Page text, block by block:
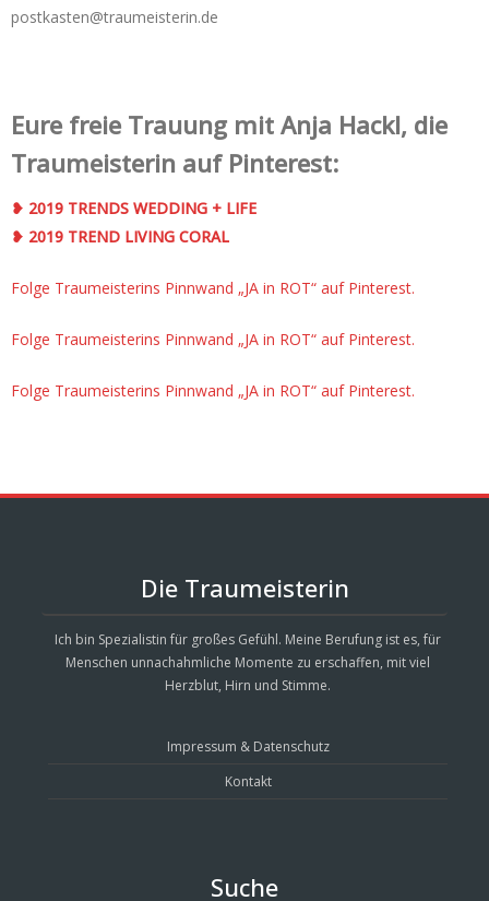
postkasten@traumeisterin.de
Eure freie Trauung mit Anja Hackl, die
Traumeisterin auf Pinterest:
❥ 2019 TRENDS WEDDING + LIFE
❥ 2019 TREND LIVING CORAL
Folge Traumeisterins Pinnwand „JA in ROT“ auf Pinterest.
Folge Traumeisterins Pinnwand „JA in ROT“ auf Pinterest.
Folge Traumeisterins Pinnwand „JA in ROT“ auf Pinterest.
Die Traumeisterin
Ich bin Spezialistin für großes Gefühl. Meine Berufung ist es, für
Menschen unnachahmliche Momente zu erschaffen, mit viel
Herzblut, Hirn und Stimme.
Impressum & Datenschutz
Kontakt
Suche